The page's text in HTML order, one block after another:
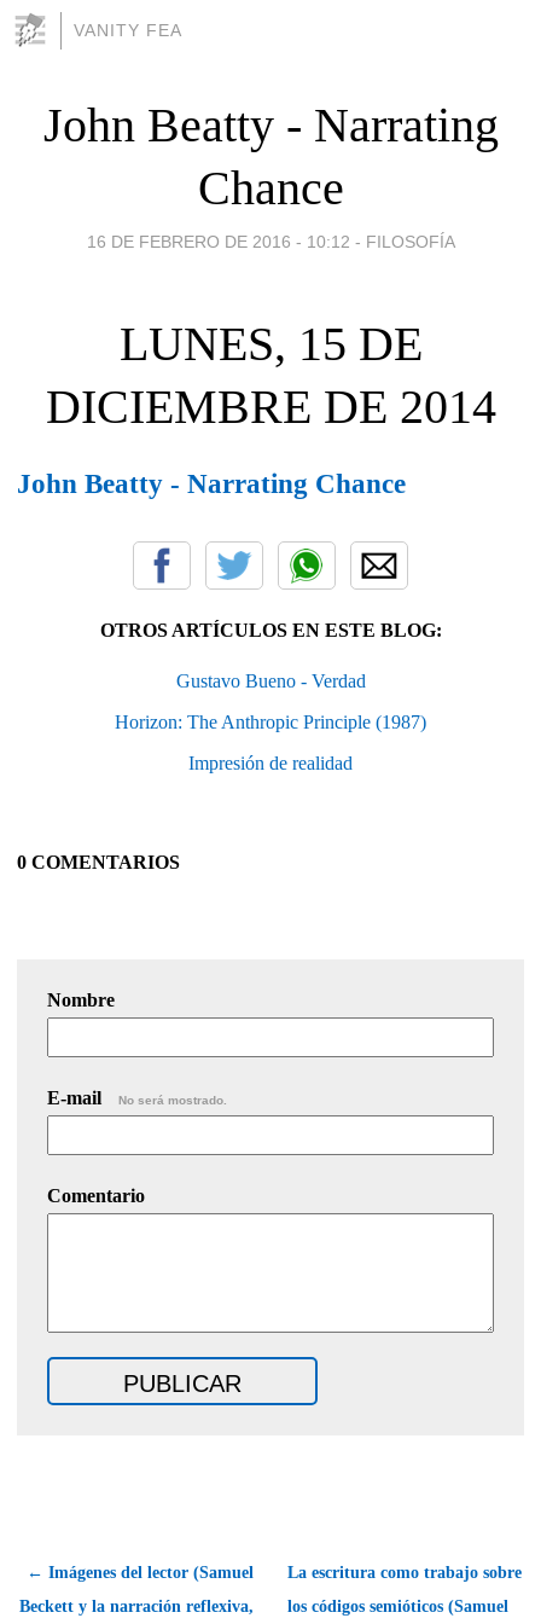
VANITY FEA
John Beatty - Narrating
Chance
16 DE FEBRERO DE 2016 - 10:12 - FILOSOFÍA
LUNES, 15 DE
DICIEMBRE DE 2014
John Beatty - Narrating Chance
OTROS ARTÍCULOS EN ESTE BLOG:
Gustavo Bueno - Verdad
Horizon: The Anthropic Principle (1987)
Impresión de realidad
0 COMENTARIOS
Nombre
E-mail No será mostrado.
Comentario
← Imágenes del lector (Samuel
Beckett y la narración reflexiva,
La escritura como trabajo sobre
los códigos semióticos (Samuel